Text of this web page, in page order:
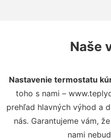
Naše
Nastavenie termostatu
toho s nami –
prehľad hlavných výhod a
nás. Garantujeme vám,
nami